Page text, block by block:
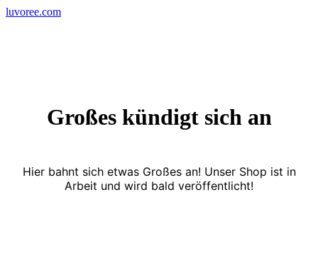
Skip
luvoree.com
Großes kündigt sich an
Hier bahnt sich etwas Großes an! Unser Shop ist in
Arbeit und wird bald veröffentlicht!